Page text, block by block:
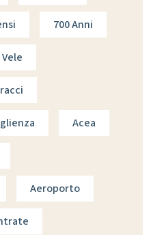
700 Anni
Acea
Aeroporto